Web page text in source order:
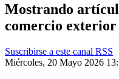
Mostrando
comercio exterior
Suscribirse a este canal RSS
Miércoles, 20 Mayo 2026